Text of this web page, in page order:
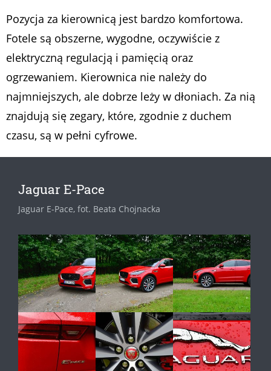
Pozycja za kierownicą jest bardzo komfortowa.
Fotele są obszerne, wygodne, oczywiście z
elektryczną regulacją i pamięcią oraz
ogrzewaniem. Kierownica nie należy do
najmniejszych, ale dobrze leży w dłoniach. Za nią
znajdują się zegary, które, zgodnie z duchem
czasu, są w pełni cyfrowe.
Jaguar E-Pace
Jaguar E-Pace, fot. Beata Chojnacka